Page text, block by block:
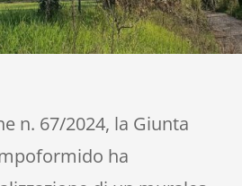
n. 67/2024, la Giunta
ha